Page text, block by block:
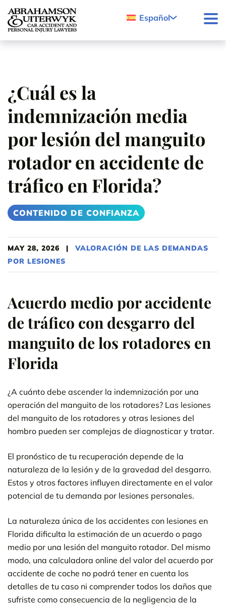
Skip to content
Español
¿Cuál es la
indemnización media
por lesión del manguito
rotador en accidente de
tráfico en Florida?
CONTENIDO DE CONFIANZA
MAY 28, 2026 |
VALORACIÓN DE LAS DEMANDAS
POR LESIONES
Acuerdo medio por accidente
de tráfico con desgarro del
manguito de los rotadores en
Florida
¿A cuánto debe ascender la indemnización por una
operación del manguito de los rotadores? Las lesiones
del manguito de los rotadores y otras lesiones del
hombro pueden ser complejas de diagnosticar y tratar.
El pronóstico de tu recuperación depende de la
naturaleza de la lesión y de la gravedad del desgarro.
Estos y otros factores influyen directamente en el valor
potencial de tu demanda por lesiones personales.
La naturaleza única de los accidentes con lesiones en
Florida dificulta la estimación de un acuerdo o pago
medio por una lesión del manguito rotador. Del mismo
modo, una calculadora online del valor del acuerdo por
accidente de coche no podrá tener en cuenta los
detalles de tu caso ni comprender todos los daños que
sufriste como consecuencia de la negligencia de la